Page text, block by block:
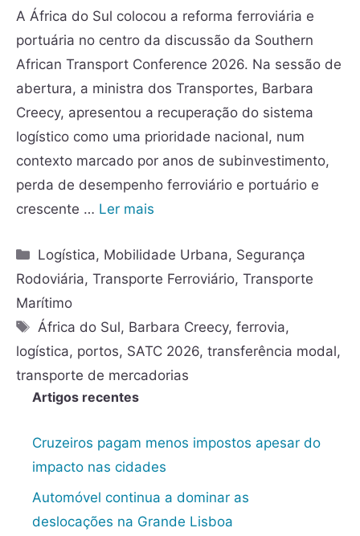
A África do Sul colocou a reforma ferroviária e
portuária no centro da discussão da Southern
African Transport Conference 2026. Na sessão de
abertura, a ministra dos Transportes, Barbara
Creecy, apresentou a recuperação do sistema
logístico como uma prioridade nacional, num
contexto marcado por anos de subinvestimento,
perda de desempenho ferroviário e portuário e
crescente … Ler mais
Logística, Mobilidade Urbana, Segurança
Rodoviária, Transporte Ferroviário, Transporte
Marítimo
África do Sul, Barbara Creecy,ferrovia,
logística, portos, SATC 2026, transferência modal,
transporte de mercadorias
Artigos recentes
Cruzeiros pagam menos impostos apesar do
impacto nas cidades
Automóvel continua a dominar as
deslocações na Grande Lisboa